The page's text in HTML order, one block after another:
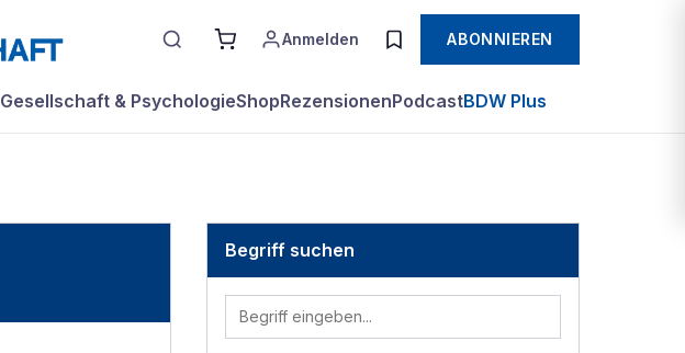
Anmelden ABONNIEREN
Gesellschaft & PsychologieShopRezensionenPodcastBDW Plus
Begriff suchen